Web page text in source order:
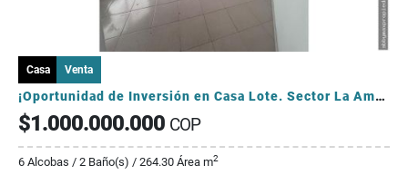
Casa Venta
¡Oportunidad de Inversión en Casa Lote. Sector La América!
$1.000.000.000 COP
6 Alcobas / 2 Baño(s) / 264.30 Área m2